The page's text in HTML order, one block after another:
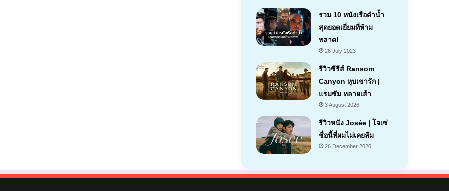
รวม 10 หนังเรือดำน้ำ
สุดยอดเยี่ยมที่ห้าม
พลาด!
26 July 2023
7.1
รีวิวซีรีส์ Ransom
Canyon หุบเขารัก |
แรมซัม หลายเส้า
3 August 2026
7.2
รีวิวหนัง Josée | โจเซ่
ชื่อนี้ที่ผมไม่เคยลืม
26 December 2020